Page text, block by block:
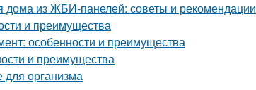
дома из ЖБИ-панелей: советы и рекомендации
и преимущества
особенности и преимущества
и преимущества
для организма